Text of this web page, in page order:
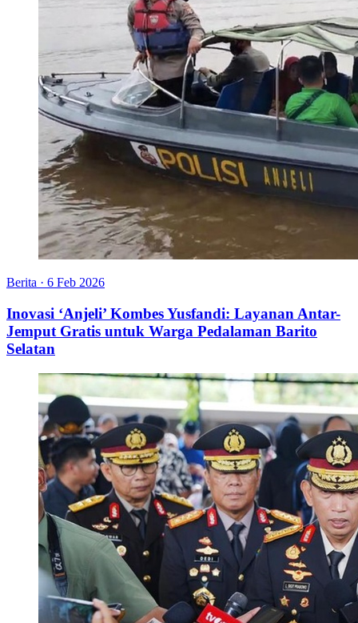
Berita · 6 Feb 2026
Inovasi ‘Anjeli’ Kombes Yusfandi: Layanan Antar-
Jemput Gratis untuk Warga Pedalaman Barito
Selatan